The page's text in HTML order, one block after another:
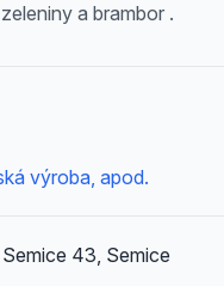
a brambor .
výroba, apod.
Semice 43, Semice